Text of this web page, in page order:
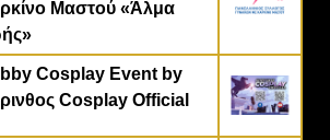
Μαστού «Άλμα
Cosplay Event by
Cosplay Official